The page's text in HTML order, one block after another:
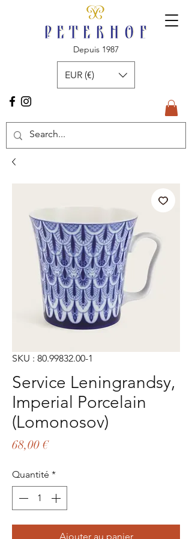
Depuis 1987
EUR (€)
SKU : 80.99832.00-1
Service Leningrandsy,
Imperial Porcelain
(Lomonosov)
68,00 €Prix
Quantité *
Ajouter au panier